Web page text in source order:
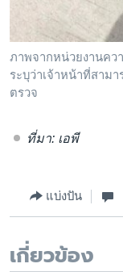
ภาพจากหน่วยงานค
ระบุว่าเจ้าหน้าที่สาม
ตรวจ
ที่มา: เอพี
แบ่งปัน
เกี่ยวข้อง